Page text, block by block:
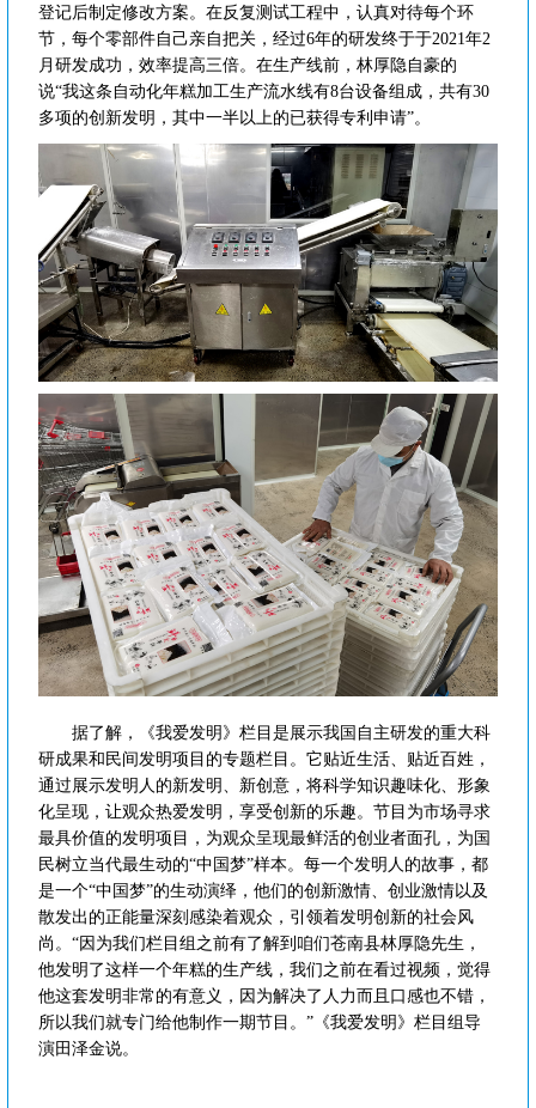
登记后制定修改方案。在反复测试工程中，认真对待每个环
节，每个零部件自己亲自把关，经过6年的研发终于于2021年2
月研发成功，效率提高三倍。在生产线前，林厚隐自豪的
说“我这条自动化年糕加工生产流水线有8台设备组成，共有30
多项的创新发明，其中一半以上的已获得专利申请”。
据了解，《我爱发明》栏目是展示我国自主研发的重大科
研成果和民间发明项目的专题栏目。它贴近生活、贴近百姓，
通过展示发明人的新发明、新创意，将科学知识趣味化、形象
化呈现，让观众热爱发明，享受创新的乐趣。节目为市场寻求
最具价值的发明项目，为观众呈现最鲜活的创业者面孔，为国
民树立当代最生动的“中国梦”样本。每一个发明人的故事，都
是一个“中国梦”的生动演绎，他们的创新激情、创业激情以及
散发出的正能量深刻感染着观众，引领着发明创新的社会风
尚。“因为我们栏目组之前有了解到咱们苍南县林厚隐先生，
他发明了这样一个年糕的生产线，我们之前在看过视频，觉得
他这套发明非常的有意义，因为解决了人力而且口感也不错，
所以我们就专门给他制作一期节目。”《我爱发明》栏目组导
演田泽金说。